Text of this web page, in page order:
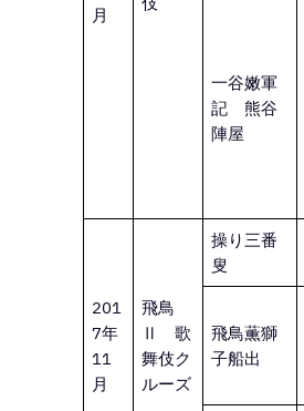
月
一谷嫩軍
記 熊谷
陣屋
201
7年
11
月
飛鳥
Ⅱ 歌
舞伎ク
ルーズ
操り三番
叟
飛鳥薫獅
子船出